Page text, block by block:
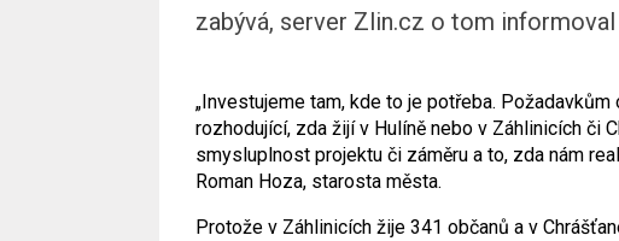
zabývá, server Zlin.cz o tom
„Investujeme tam, kde to je potřeba.
rozhodující, zda žijí v Hulíně nebo v Záhlinicích či
smysluplnost projektu či záměru a to, zda nám
Roman Hoza, starosta města.
Protože v Záhlinicích žije 341 občanů a v